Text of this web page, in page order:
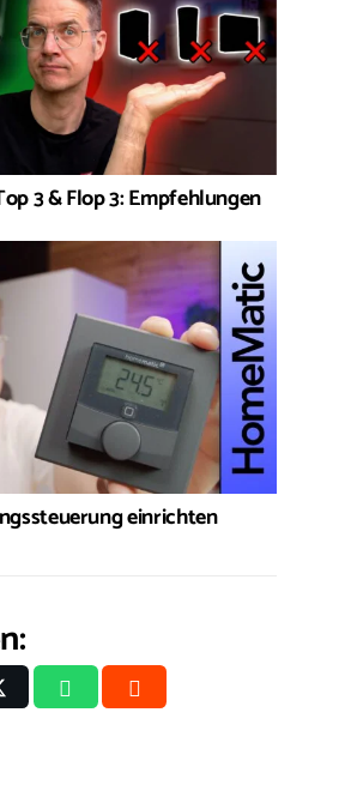
3 & Flop 3: Empfehlungen
einrichten